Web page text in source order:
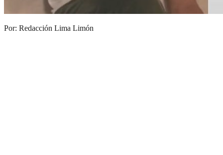
Por: Redacción Lima Limón